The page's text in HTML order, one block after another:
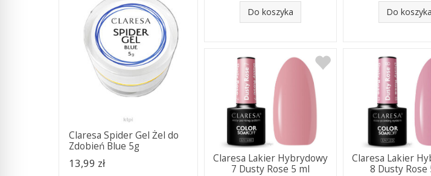
Do koszyka Do koszyka
Claresa Lakier Hybrydowy
7 Dusty Rose 5 ml
Claresa Lakier
8 Dusty Rose
Claresa Spider Gel Żel do
Zdobień Blue 5g
13,99 zł